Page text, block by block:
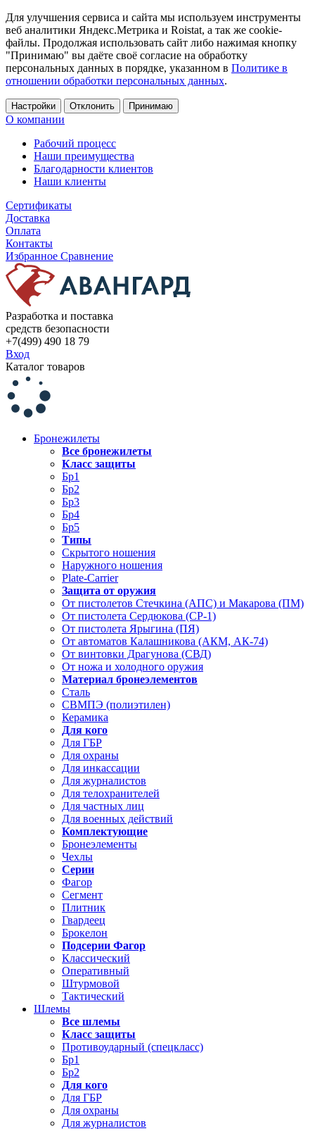
Для улучшения сервиса и сайта мы используем инструменты
веб аналитики Яндекс.Метрика и Roistat, а так же cookie-
файлы. Продолжая использовать сайт либо нажимая кнопку
"Принимаю" вы даёте своё согласие на обработку
персональных данных в порядке, указанном в Политике в
отношении обработки персональных данных.
Настройки Отклонить Принимаю
О компании
Рабочий процесс
Наши преимущества
Благодарности клиентов
Наши клиенты
Сертификаты
Доставка
Оплата
Контакты
Избранное Сравнение
Разработка и поставка
средств безопасности
+7(499) 490 18 79
Вход
Каталог товаров
Бронежилеты
Все бронежилеты
Класс защиты
Бр1
Бр2
Бр3
Бр4
Бр5
Типы
Скрытого ношения
Наружного ношения
Plate-Carrier
Защита от оружия
От пистолетов Стечкина (АПС) и Макарова (ПМ)
От пистолета Сердюкова (СР-1)
От пистолета Ярыгина (ПЯ)
От автоматов Калашникова (АКМ, АК-74)
От винтовки Драгунова (СВД)
От ножа и холодного оружия
Материал бронеэлементов
Сталь
СВМПЭ (полиэтилен)
Керамика
Для кого
Для ГБР
Для охраны
Для инкассации
Для журналистов
Для телохранителей
Для частных лиц
Для военных действий
Комплектующие
Бронеэлементы
Чехлы
Серии
Фагор
Сегмент
Плитник
Гвардеец
Брокелон
Подсерии Фагор
Классический
Оперативный
Штурмовой
Тактический
Шлемы
Все шлемы
Класс защиты
Противоударный (спецкласс)
Бр1
Бр2
Для кого
Для ГБР
Для охраны
Для журналистов